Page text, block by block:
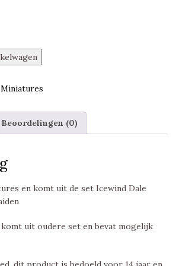
Miniatures
Beoordelingen (0)
en komt uit de set Icewind Dale
uit oudere set en bevat mogelijk